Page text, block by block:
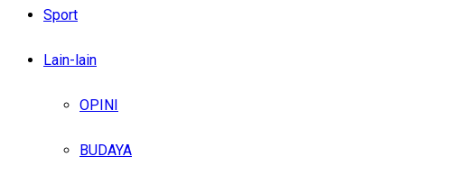
Sport
Lain-lain
OPINI
BUDAYA